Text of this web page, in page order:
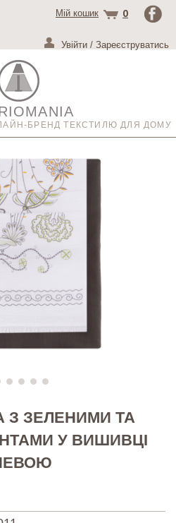
Мій кошик 0
Увійти / Зареєструватись
БРЕНД ТЕКСТИЛЮ ДЛЯ ДОМУ
З ЗЕЛЕНИМИ ТА
У ВИШИВЦІ